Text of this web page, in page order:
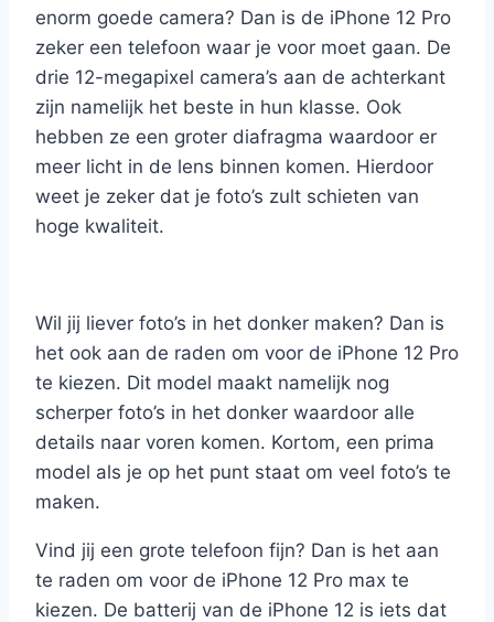
enorm goede camera? Dan is de iPhone 12 Pro
zeker een telefoon waar je voor moet gaan. De
drie 12-megapixel camera’s aan de achterkant
zijn namelijk het beste in hun klasse. Ook
hebben ze een groter diafragma waardoor er
meer licht in de lens binnen komen. Hierdoor
weet je zeker dat je foto’s zult schieten van
hoge kwaliteit.
Wil jij liever foto’s in het donker maken? Dan is
het ook aan de raden om voor de iPhone 12 Pro
te kiezen. Dit model maakt namelijk nog
scherper foto’s in het donker waardoor alle
details naar voren komen. Kortom, een prima
model als je op het punt staat om veel foto’s te
maken.
Vind jij een grote telefoon fijn? Dan is het aan
te raden om voor de iPhone 12 Pro max te
kiezen. De batterij van de iPhone 12 is iets dat